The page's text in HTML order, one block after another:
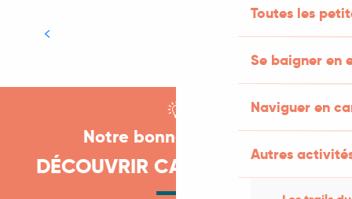
Toutes les
Se baigner en
Naviguer en
Autres
LIRE LA SUITE
Notre bonne idée pour
DÉCOUVRIR CAHORS DE NUIT
Ma visite commentée de Cahors aux
flambeaux
Un moment hors du temps
Testé par Cyril